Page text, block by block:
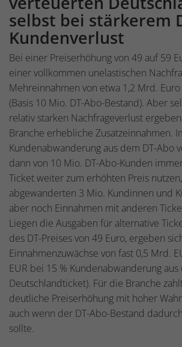
selbst bei stärkerem
Kundenverlust
Bei einer Preiserhöhung von 49 auf 59
einer vollkommen unelastischen
Mehreinnahmen von etwa 1,2 Mrd.
(Basis 10 Mio. DT-Abo-Bestand). Aber
relativ starken Nachfrageverlust
Branche erhebliche Zusatzeinnahmen.
Kundenabwanderung aus dem DT-Abo
dann von 10 Mio. DT-Abo-Kunden
Ticket weiter zum erhöhten Preis
abgewanderten 3 Mio. Kundinnen und
aber noch Einnahmen mit anderen
Liegen die Ausgaben für alternative
des DT-Preises von 49 Euro, ergeben
Einnahmenzuwächse von fast 0,5 Mrd.
EUR bei 15 % Kundenabwanderung aus
Deutschlandticket). Für die Branche
deutliche Preiserhöhung mit hoher
auch wenn der DT-Abo-Bestand
sollte.